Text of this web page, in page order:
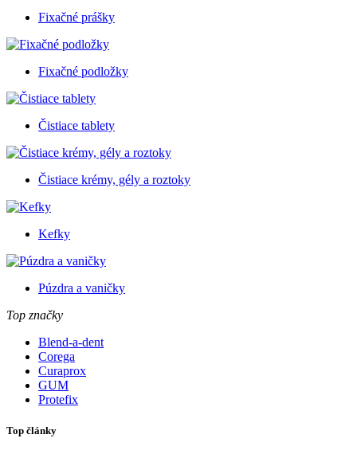
Fixačné prášky
Fixačné podložky
Čistiace tablety
Čistiace krémy, gély a roztoky
Kefky
Púzdra a vaničky
Top značky
Blend-a-dent
Corega
Curaprox
GUM
Protefix
Top články